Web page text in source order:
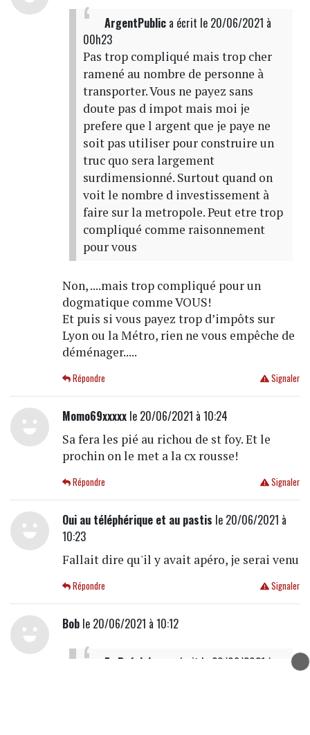
ArgentPublica écrit le 20/06/2021 à
00h23
Pas trop compliqué mais trop cher
ramené au nombre de personne à
transporter. Vous ne payez sans
doute pas d impot mais moi je
prefere que l argent que je paye ne
soit pas utiliser pour construire un
truc quo sera largement
surdimensionné. Surtout quand on
voit le nombre d investissement à
faire sur la metropole. Peut etre trop
compliqué comme raisonnement
pour vous
Non, ....mais trop compliqué pour un
dogmatique comme VOUS!
Et puis si vous payez trop d’impôts sur
Lyon ou la Métro, rien ne vous empêche de
déménager.....
Signaler
Répondre
Momo69xxxxxle 20/06/2021 à 10:24
Sa fera les pié au richou de st foy. Et le
prochin on le met a la cx rousse!
Signaler
Répondre
Oui au téléphérique et au pastis le 20/06/2021 à
10:23
Fallait dire qu'il y avait apéro, je serai venu
Signaler
Répondre
Boble 20/06/2021 à 10:12
Ex Précisions a écrit le 20/06/2021 à